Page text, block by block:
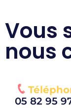
Vous
nous
05 82 95